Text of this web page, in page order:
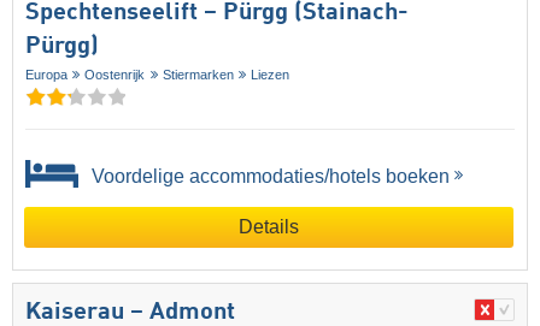
Spechtenseelift – Pürgg (Stainach-
Pürgg)
Europa Oostenrijk Stiermarken Liezen
Voordelige accommodaties/hotels boeken
Details
Kaiserau – Admont